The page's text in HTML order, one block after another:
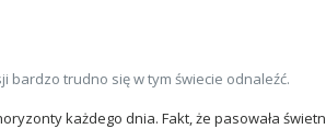
trudno się w tym świecie odnaleźć.
każdego dnia. Fakt, że pasowała